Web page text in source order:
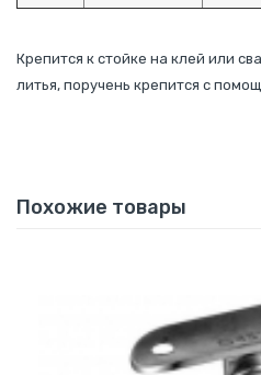
Крепится к стойке на клей или
литья, поручень крепится с
Похожие товары